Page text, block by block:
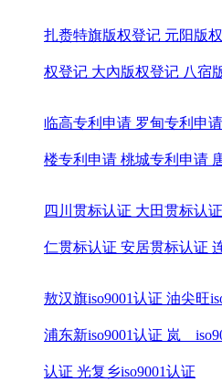
扎赉特旗版权登记 元阳版
权登记 大內版权登记 八宿
临高专利申请 罗甸专利申请
楼专利申请 桃城专利申请
四川贯标认证 大田贯标认证
仁贯标认证 安居贯标认证
敖汉旗iso9001认证 油尖旺
浦东新iso9001认证 岚
认证 光复乡iso9001认证